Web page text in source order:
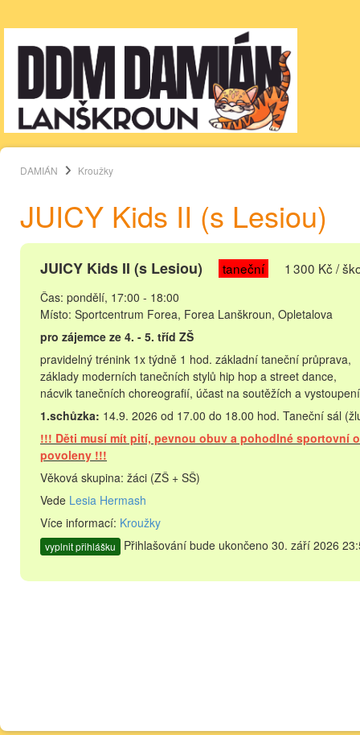
DAMIÁN Kroužky
JUICY Kids II (s Lesiou)
JUICY Kids II (s Lesiou) taneční 1 300 Kč /
Čas: pondělí, 17:00 - 18:00
Místo: Sportcentrum Forea, Forea Lanškroun, Opletalova
pro zájemce ze 4. - 5. tříd ZŠ
pravidelný trénink 1x týdně 1 hod. základní taneční průprava,
základy moderních tanečních stylů hip hop a street dance,
nácvik tanečních choreografií, účast na soutěžích a
1.schůzka: 14.9. 2026 od 17.00 do 18.00 hod. Taneční sál
!!! Děti musí mít pití, pevnou obuv a pohodlné sportovní
povoleny !!!
Věková skupina: žáci (ZŠ + SŠ)
Vede Lesia Hermash
Více informací: Kroužky
vyplnit přihlášku Přihlašování bude ukončeno 30. září 2026